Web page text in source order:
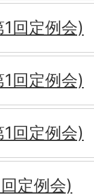
回定例会)
回定例会)
回定例会)
定例会)